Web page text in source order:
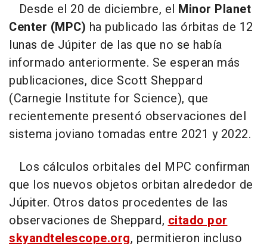
Desde el 20 de diciembre, el Minor Planet
Center (MPC) ha publicado las órbitas de 12
lunas de Júpiter de las que no se había
informado anteriormente. Se esperan más
publicaciones, dice Scott Sheppard
(Carnegie Institute for Science), que
recientemente presentó observaciones del
sistema joviano tomadas entre 2021 y 2022.
Los cálculos orbitales del MPC confirman
que los nuevos objetos orbitan alrededor de
Júpiter. Otros datos procedentes de las
observaciones de Sheppard,citado por
skyandtelescope.org, permitieron incluso